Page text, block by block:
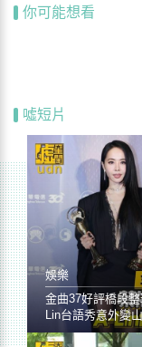
你可能想看
噓短片
娛樂
金曲37好評橋段
Lin台語秀意外變